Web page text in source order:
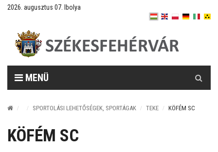
2026. augusztus 07. Ibolya
MENÜ
SPORTOLÁSI LEHETŐSÉGEK, SPORTÁGAK TEKE KÖFÉM SC
KÖFÉM SC